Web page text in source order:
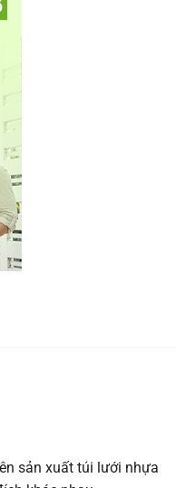
sản xuất túi lưới nhựa